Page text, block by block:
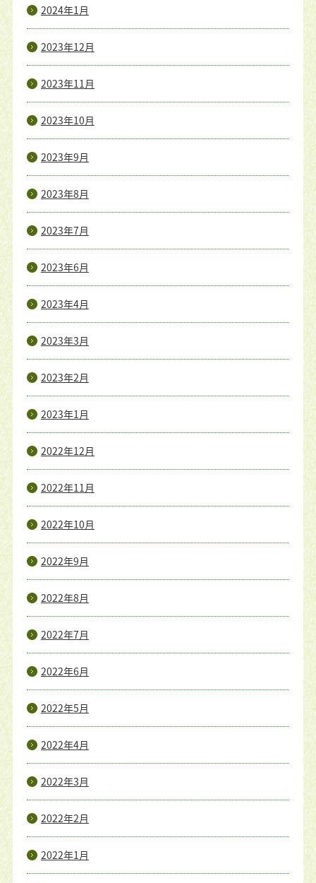
2024年1月
2023年12月
2023年11月
2023年10月
2023年9月
2023年8月
2023年7月
2023年6月
2023年4月
2023年3月
2023年2月
2023年1月
2022年12月
2022年11月
2022年10月
2022年9月
2022年8月
2022年7月
2022年6月
2022年5月
2022年4月
2022年3月
2022年2月
2022年1月